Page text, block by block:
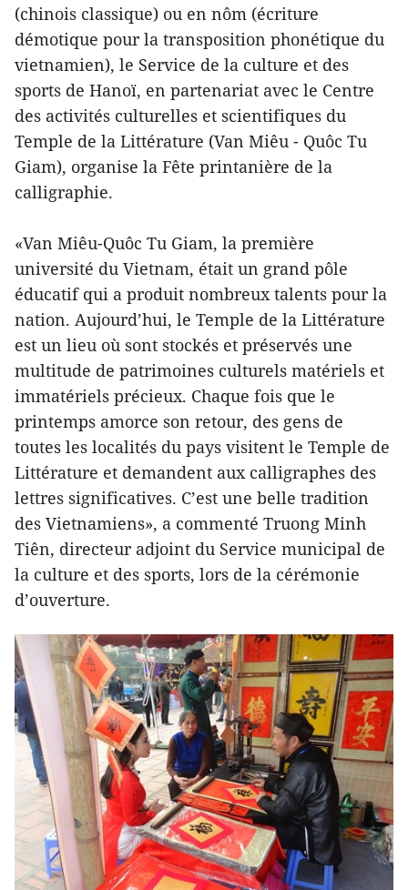
(chinois classique) ou en nôm (écriture
démotique pour la transposition phonétique du
vietnamien), le Service de la culture et des
sports de Hanoï, en partenariat avec le Centre
des activités culturelles et scientifiques du
Temple de la Littérature (Van Miêu - Quôc Tu
Giam), organise la Fête printanière de la
calligraphie.
«Van Miêu-Quôc Tu Giam, la première
université du Vietnam, était un grand pôle
éducatif qui a produit nombreux talents pour la
nation. Aujourd’hui, le Temple de la Littérature
est un lieu où sont stockés et préservés une
multitude de patrimoines culturels matériels et
immatériels précieux. Chaque fois que le
printemps amorce son retour, des gens de
toutes les localités du pays visitent le Temple de
Littérature et demandent aux calligraphes des
lettres significatives. C’est une belle tradition
des Vietnamiens», a commenté Truong Minh
Tiên, directeur adjoint du Service municipal de
la culture et des sports, lors de la cérémonie
d’ouverture.